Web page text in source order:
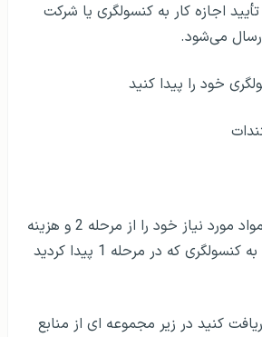
تأیید اجازه کار به کنسولگری یا شرکت
می‌شود.
خود را پیدا کنید
ارسال مطالب مواد مورد نیاز خود را از مرحله 2 و هزینه
ویزا از مرحله 3 به کنسولگری که در مرحله 1 پیدا کردید
کنید در زیر مجموعه ای از منابع